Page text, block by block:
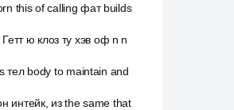
this of calling фат builds
ю клоз ту хэв оф n n
тел body to maintain and
интейк, из the same that